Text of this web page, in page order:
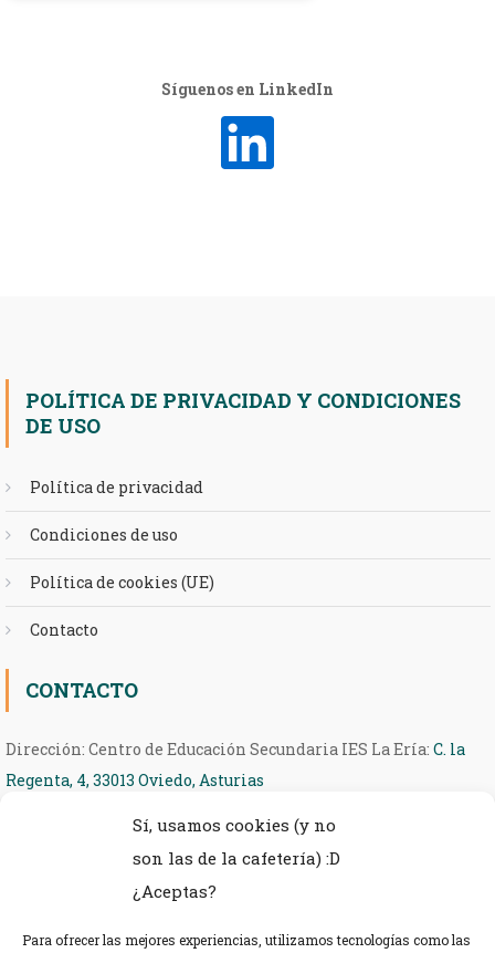
Sí, usamos cookies (y no
son las de la cafetería) :D
¿Aceptas?
Para ofrecer las mejores experiencias, utilizamos tecnologías como las
Síguenos en LinkedIn
POLÍTICA DE PRIVACIDAD Y CONDICIONES
DE USO
Política de privacidad
Condiciones de uso
Política de cookies (UE)
Contacto
CONTACTO
Dirección: Centro de Educación Secundaria IES La Ería: C. la
Regenta, 4, 33013 Oviedo, Asturias
Teléfono: 985 27 36 54
eMail: ieseria@educastur.org